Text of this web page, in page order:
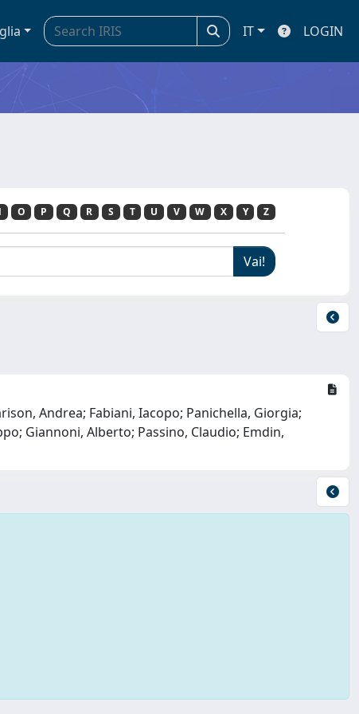
IT LOGIN
O P Q R S T U V W X Y Z
Andrea; Fabiani, Iacopo; Panichella, Giorgia;
Giannoni, Alberto; Passino, Claudio; Emdin,